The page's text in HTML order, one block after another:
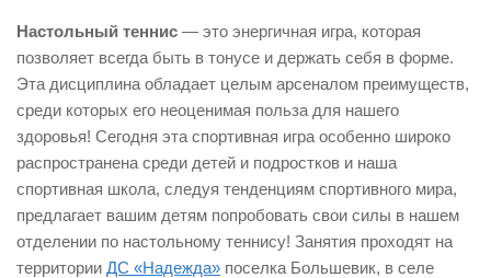
Настольный теннис — это энергичная игра, которая
позволяет всегда быть в тонусе и держать себя в форме.
Эта дисциплина обладает целым арсеналом преимуществ,
среди которых его неоценимая польза для нашего
здоровья! Сегодня эта спортивная игра особенно широко
распространена среди детей и подростков и наша
спортивная школа, следуя тенденциям спортивного мира,
предлагает вашим детям попробовать свои силы в нашем
отделении по настольному теннису! Занятия проходят на
территории ДС «Надежда» поселка Большевик, в селе